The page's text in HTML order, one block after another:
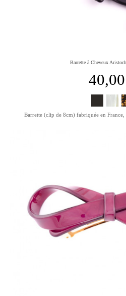
Barrette à Cheveux
Barrette (clip de 8cm) fabriquée en